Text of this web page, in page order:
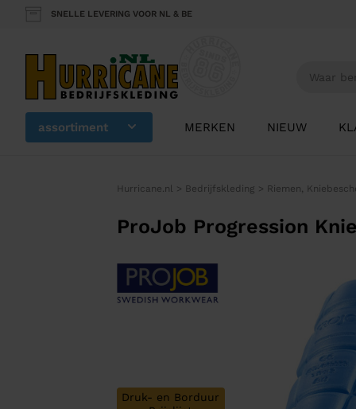
SNELLE LEVERING VOOR NL & BE
assortiment MERKEN NIEUW
Hurricane.nl > Bedrijfskleding > Riemen,
ProJob Progression
Druk- en Borduur